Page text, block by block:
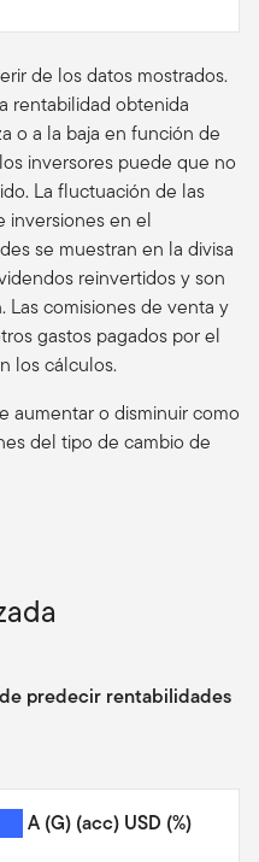
de los datos mostrados.
rentabilidad obtenida
o a la baja en función de
inversores puede que no
La fluctuación de las
inversiones en el
se muestran en la divisa
reinvertidos y son
Las comisiones de venta y
gastos pagados por el
los cálculos.
aumentar o disminuir como
del tipo de cambio de
predecir rentabilidades
A (G) (acc) USD (%)